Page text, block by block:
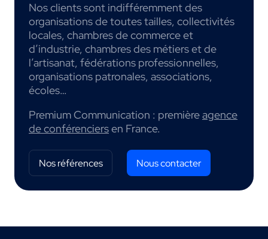
Nos clients sont indifféremment des
organisations de toutes tailles, collectivités
locales, chambres de commerce et
d’industrie, chambres des métiers et de
l’artisanat, fédérations professionnelles,
organisations patronales, associations,
écoles…
Premium Communication : premièreagence
de conférenciersen France.
Nos références Nous contacter